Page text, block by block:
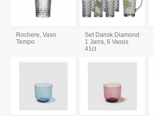
Rochere, Vaso
Tempo
Set Dansk Diamond
1 Jarra, 6 Vasos
41cl